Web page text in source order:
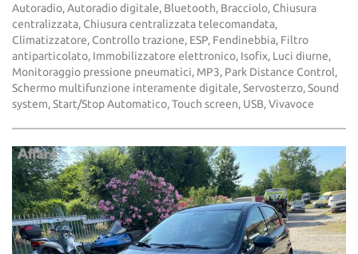
Autoradio, Autoradio digitale, Bluetooth, Bracciolo, Chiusura
centralizzata, Chiusura centralizzata telecomandata,
Climatizzatore, Controllo trazione, ESP, Fendinebbia, Filtro
antiparticolato, Immobilizzatore elettronico, Isofix, Luci diurne,
Monitoraggio pressione pneumatici, MP3, Park Distance Control,
Schermo multifunzione interamente digitale, Servosterzo, Sound
system, Start/Stop Automatico, Touch screen, USB, Vivavoce